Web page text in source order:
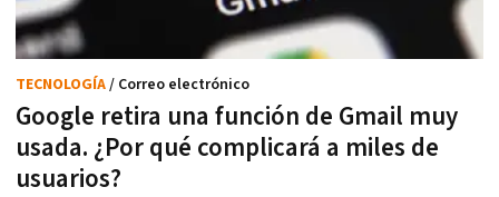
Google retira una función de Gmail muy
usada. ¿Por qué complicará a miles de
usuarios?
TECNOLOGÍA/ Correo electrónico